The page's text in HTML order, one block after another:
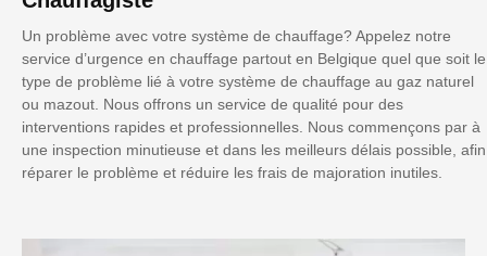
Un problème avec votre système de chauffage? Appelez notre
service d’urgence en chauffage partout en Belgique quel que soit le
type de problème lié à votre système de chauffage au gaz naturel
ou mazout. Nous offrons un service de qualité pour des
interventions rapides et professionnelles. Nous commençons par à
une inspection minutieuse et dans les meilleurs délais possible, afin
réparer le problème et réduire les frais de majoration inutiles.